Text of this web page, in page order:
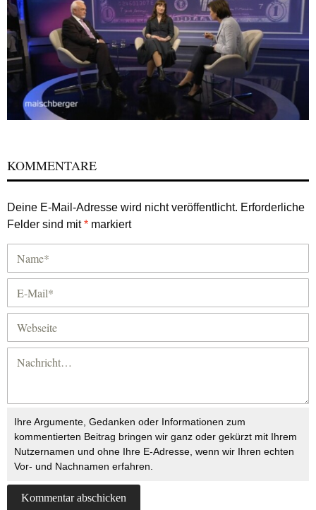
KOMMENTARE
Deine E-Mail-Adresse wird nicht veröffentlicht. Erforderliche
Felder sind mit* markiert
Ihre Argumente, Gedanken oder Informationen zum
kommentierten Beitrag bringen wir ganz oder gekürzt mit Ihrem
Nutzernamen und ohne Ihre E-Adresse, wenn wir Ihren echten
Vor- und Nachnamen erfahren.